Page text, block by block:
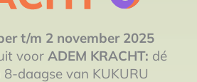
t/m 2 november 2025
voor ADEM KRACHT: dé
8-daagse van KUKURU